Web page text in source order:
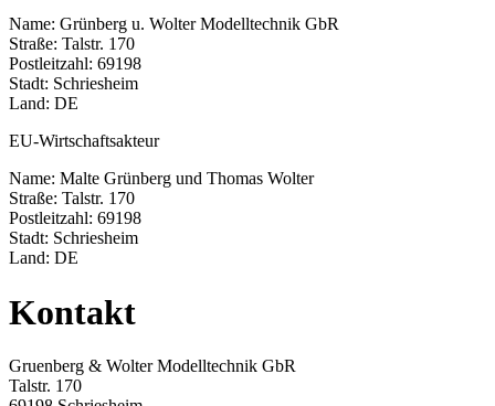
Name: Grünberg u. Wolter Modelltechnik GbR
Straße: Talstr. 170
Postleitzahl: 69198
Stadt: Schriesheim
Land: DE
EU-Wirtschaftsakteur
Name: Malte Grünberg und Thomas Wolter
Straße: Talstr. 170
Postleitzahl: 69198
Stadt: Schriesheim
Land: DE
Kontakt
Gruenberg & Wolter Modelltechnik GbR
Talstr. 170